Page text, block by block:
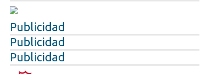
Publicidad
Publicidad
Publicidad